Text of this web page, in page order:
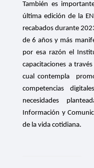
También es
última edición de la
recabados durante
de 6 años y más
por esa razón el
capacitaciones a
cual contempla
competencias
necesidades
Información y
de la vida cotidiana.